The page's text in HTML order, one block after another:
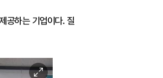
공하는 기업이다. 질
이